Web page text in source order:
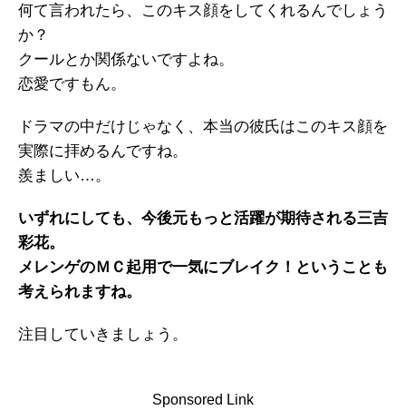
何て言われたら、このキス顔をしてくれるんでしょう
か？
クールとか関係ないですよね。
恋愛ですもん。
ドラマの中だけじゃなく、本当の彼氏はこのキス顔を
実際に拝めるんですね。
羨ましい…。
いずれにしても、今後元もっと活躍が期待される三吉
彩花。
メレンゲのＭＣ起用で一気にブレイク！ということも
考えられますね。
注目していきましょう。
Sponsored Link